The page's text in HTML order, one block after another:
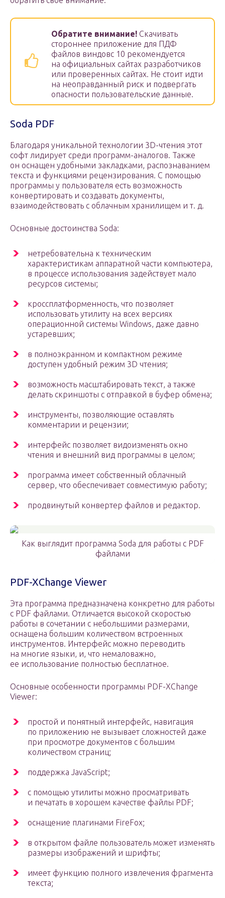
Обратите внимание! Скачивать
стороннее приложение для ПДФ
файлов виндовс 10 рекомендуется
на официальных сайтах разработчиков
или проверенных сайтах. Не стоит идти
на неоправданный риск и подвергать
опасности пользовательские данные.
Soda PDF
Благодаря уникальной технологии 3D-чтения этот
софт лидирует среди программ-аналогов. Также
он оснащен удобными закладками, распознаванием
текста и функциями рецензирования. С помощью
программы у пользователя есть возможность
конвертировать и создавать документы,
взаимодействовать с облачным хранилищем и т. д.
Основные достоинства Soda:
нетребовательна к техническим
характеристикам аппаратной части компьютера,
в процессе использования задействует мало
ресурсов системы;
кроссплатформенность, что позволяет
использовать утилиту на всех версиях
операционной системы Windows, даже давно
устаревших;
в полноэкранном и компактном режиме
доступен удобный режим 3D чтения;
возможность масштабировать текст, а также
делать скриншоты с отправкой в буфер обмена;
инструменты, позволяющие оставлять
комментарии и рецензии;
интерфейс позволяет видоизменять окно
чтения и внешний вид программы в целом;
программа имеет собственный облачный
сервер, что обеспечивает совместимую работу;
продвинутый конвертер файлов и редактор.
Как выглядит программа Soda для работы с PDF
файлами
PDF-XChange Viewer
Эта программа предназначена конкретно для работы
с PDF файлами. Отличается высокой скоростью
работы в сочетании с небольшими размерами,
оснащена большим количеством встроенных
инструментов. Интерфейс можно переводить
на многие языки, и, что немаловажно,
ее использование полностью бесплатное.
Основные особенности программы PDF-XChange
Viewer:
простой и понятный интерфейс, навигация
по приложению не вызывает сложностей даже
при просмотре документов с большим
количеством страниц;
поддержка JavaScript;
с помощью утилиты можно просматривать
и печатать в хорошем качестве файлы PDF;
оснащение плагинами FireFox;
в открытом файле пользователь может изменять
размеры изображений и шрифты;
имеет функцию полного извлечения фрагмента
текста;